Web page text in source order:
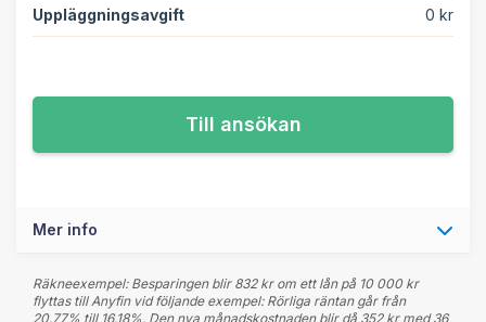
Uppläggningsavgift 0 kr
Till ansökan
Mer info
Räkneexempel: Besparingen blir 832 kr om ett lån på 10 000 kr
flyttas till Anyfin vid följande exempel: Rörliga räntan går från
20.77% till 16.18%. Den nya månadskostnaden blir då 352 kr med 36